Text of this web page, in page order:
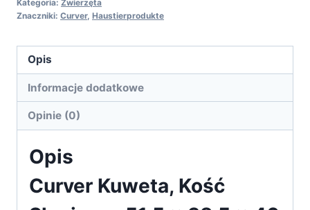
Kategoria: Zwierzęta
Znaczniki: Curver, Haustierprodukte
Opis
Informacje dodatkowe
Opinie (0)
Opis
Curver Kuweta, Kość